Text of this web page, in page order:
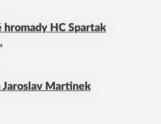
hromady HC Spartak
Jaroslav Martinek